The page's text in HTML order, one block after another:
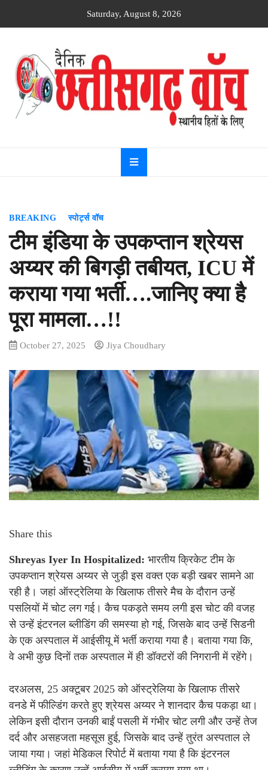
Saturday, August 8, 2026
Dainik
Chhattisgarh
watch
BREAKING स्पोर्ट्स वॉच
टीम इंडिया के उपकप्तान श्रेयस
अय्यर की बिगड़ी तबीयत, ICU में
कराया गया भर्ती….जानिए क्या है
पूरा मामला…!!
October 27, 2025 Jiya Choudhary
Share this
Shreyas Iyer In Hospitalized: भारतीय क्रिकेट टीम के
उपकप्तान श्रेयस अय्यर से जुड़ी इस वक्त एक बड़ी खबर सामने आ
रही है। जहां ऑस्ट्रेलिया के खिलाफ तीसरे मैच के दौरान उन्हें
पसलियों में चोट लग गई। कैच पकड़ते समय लगी इस चोट की वजह
से उन्हें इंटरनल ब्लीडिंग की समस्या हो गई, जिसके बाद उन्हें सिडनी
के एक अस्पताल में आईसीयू में भर्ती कराया गया है। बताया गया कि,
वे अभी कुछ दिनों तक अस्पताल में ही डॉक्टरों की निगरानी में रहेंगे।
दरअलस, 25 अक्टूबर 2025 को ऑस्ट्रेलिया के खिलाफ तीसरे
वनडे में फील्डिंग करते हुए श्रेयस अय्यर ने शानदार कैच पकड़ा था।
लेकिन इसी दौरान उनकी बाईं पसली में गंभीर चोट लगी और उन्हें तेज
दर्द और असहजता महसूस हुई, जिसके बाद उन्हें तुरंत अस्पताल ले
जाया गया। जहां मेडिकल रिपोर्ट में बताया गया है कि इंटरनल